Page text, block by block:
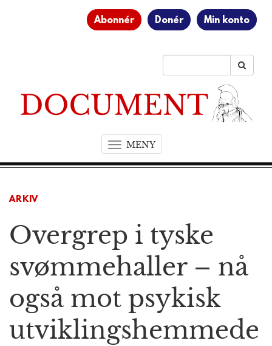
Abonnér Donér Min konto
MENYT
o
n
a
v
a
t
o
ARKIV
Overgrep i tyske
svømmehaller – nå
også mot psykisk
utviklingshemmede